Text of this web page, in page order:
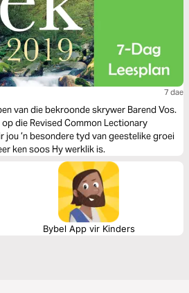
7 dae
van die bekroonde skrywer Barend Vos.
die Revised Common Lectionary
jou ’n besondere tyd van geestelike groei
ken soos Hy werklik is.
Bybel App vir Kinders